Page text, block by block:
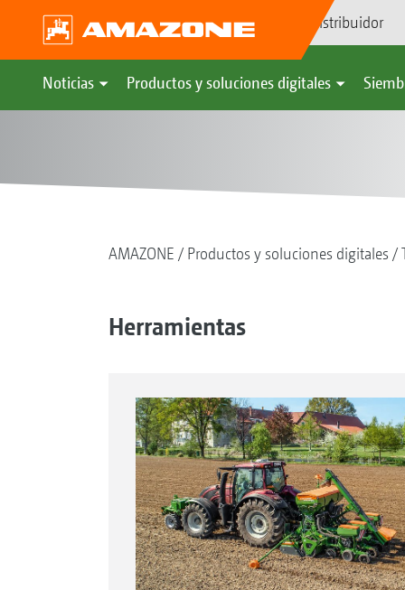
Búsqueda de distribuidor
Noticias Productos y soluciones digitales
AMAZONE Productos y soluciones digitales
Herramientas